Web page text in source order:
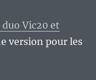
duo Vic20 et
version pour les